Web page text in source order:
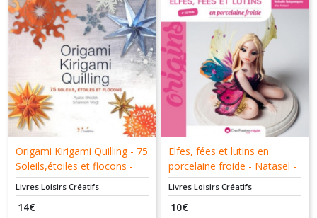
Origami Kirigami Quilling - 75
Soleils,étoiles et flocons -
Ayako Brodek - Shannon
Voigt - L'inédite -
9782350322766
Livres Loisirs Créatifs
14€
Elfes, fées et lutins en
porcelaine froide - Natasel -
Nathalie Quiquempois -
Créapassions.com -
9782814104471
Livres Loisirs Créatifs
10€